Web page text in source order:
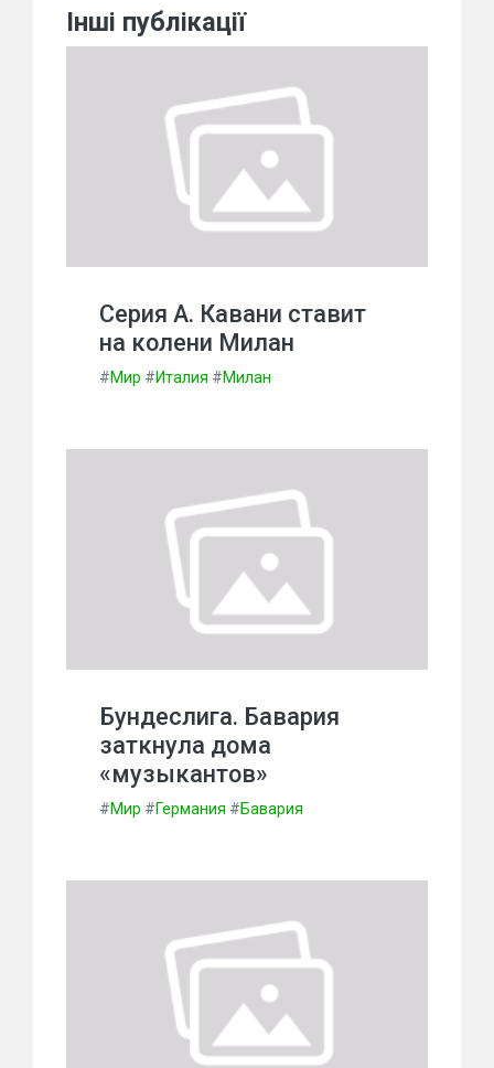
Інші публікації
Серия А. Кавани ставит
на колени Милан
#Мир #Италия #Милан
Бундеслига. Бавария
заткнула дома
«музыкантов»
#Мир #Германия #Бавария